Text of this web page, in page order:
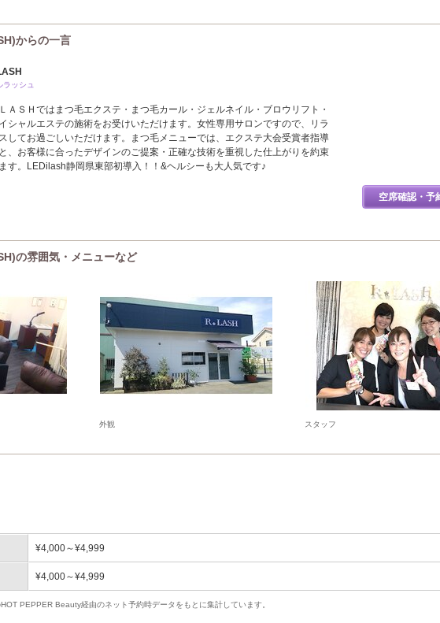
からの一言
ラッシュ
ＡＳＨではまつ毛エクステ・まつ毛カール・ジェルネイル・ブロウリフト・
シャルエステの施術をお受けいただけます。女性専用サロンですので、リラ
してお過ごしいただけます。まつ毛メニューでは、エクステ大会受賞者指導
、お客様に合ったデザインのご提案・正確な技術を重視した仕上がりを約束
す。LEDilash静岡県東部初導入！！&ヘルシーも大人気です♪
空席確認・予
の雰囲気・メニューなど
外観 スタッフ
¥4,000～¥4,999
¥4,000～¥4,999
PEPPER Beauty経由のネット予約時データをもとに集計しています。